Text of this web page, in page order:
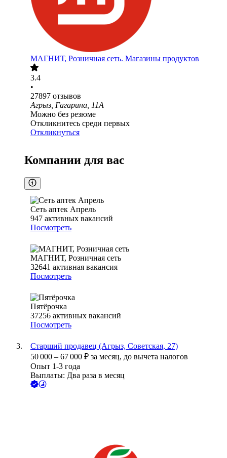
МАГНИТ, Розничная сеть. Магазины продуктов
3.4
•
27897 отзывов
Агрыз, Гагарина, 11А
Можно без резюме
Откликнитесь среди первых
Откликнуться
Компании для вас
Сеть аптек Апрель
947 активных вакансий
Посмотреть
МАГНИТ, Розничная сеть
32641 активная вакансия
Посмотреть
Пятёрочка
37256 активных вакансий
Посмотреть
Старший продавец (Агрыз, Советская, 27)
50 000 – 67 000 ₽ за месяц, до вычета налогов
Опыт 1-3 года
Выплаты: Два раза в месяц